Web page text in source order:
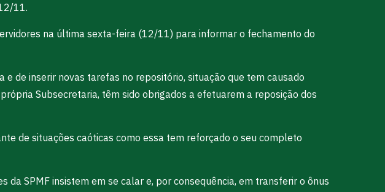
11.
na última sexta-feira (12/11) para informar o fechamento do
de inserir novas tarefas no repositório, situação que tem causado
Subsecretaria, têm sido obrigados a efetuarem a reposição dos
de situações caóticas como essa tem reforçado o seu completo
SPMF insistem em se calar e, por consequência, em transferir o ônus